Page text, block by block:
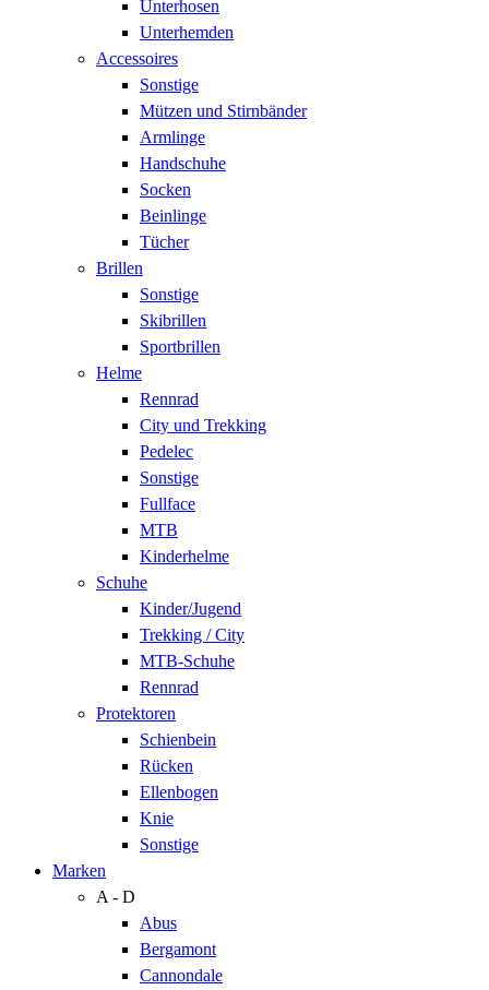
Unterhosen
Unterhemden
Accessoires
Sonstige
Mützen und Stirnbänder
Armlinge
Handschuhe
Socken
Beinlinge
Tücher
Brillen
Sonstige
Skibrillen
Sportbrillen
Helme
Rennrad
City und Trekking
Pedelec
Sonstige
Fullface
MTB
Kinderhelme
Schuhe
Kinder/Jugend
Trekking / City
MTB-Schuhe
Rennrad
Protektoren
Schienbein
Rücken
Ellenbogen
Knie
Sonstige
Marken
A - D
Abus
Bergamont
Cannondale